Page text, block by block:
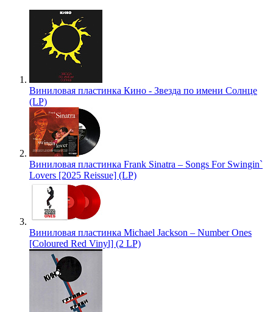
Виниловая пластинка Кино - Звезда по имени Солнце
(LP)
Виниловая пластинка Frank Sinatra – Songs For Swingin`
Lovers [2025 Reissue] (LP)
Виниловая пластинка Michael Jackson – Number Ones
[Coloured Red Vinyl] (2 LP)